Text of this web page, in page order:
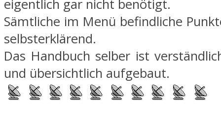
eigentlich gar nicht benötigt.
Sämtliche im Menü befindliche
selbsterklärend.
Das Handbuch selber ist
und übersichtlich aufgebaut.